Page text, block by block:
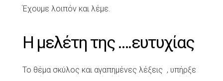
Έχουμε λοιπόν και λέμε.
Η μελέτη της ….ευτυχίας
Το θέμα σκύλος και αγαπημένες λέξεις , υπήρξε